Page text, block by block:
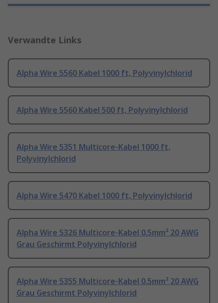
Verwandte Links
Alpha Wire 5560 Kabel 1000 ft, Polyvinylchlorid
Alpha Wire 5560 Kabel 500 ft, Polyvinylchlorid
Alpha Wire 5351 Multicore-Kabel 1000 ft,
Polyvinylchlorid
Alpha Wire 5470 Kabel 1000 ft, Polyvinylchlorid
Alpha Wire 5326 Multicore-Kabel 0.5mm² 20 AWG
Grau Geschirmt Polyvinylchlorid
Alpha Wire 5355 Multicore-Kabel 0.5mm² 20 AWG
Grau Geschirmt Polyvinylchlorid